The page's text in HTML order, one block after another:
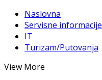
Naslovna
Servisne informacije
IT
Turizam/Putovanja
View More